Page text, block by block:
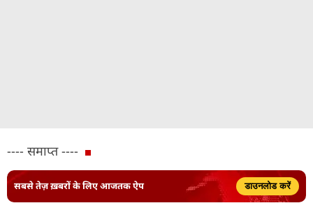
---- समाप्त ----
सबसे तेज़ ख़बरों के लिए आजतक ऐप डाउनलोड करें